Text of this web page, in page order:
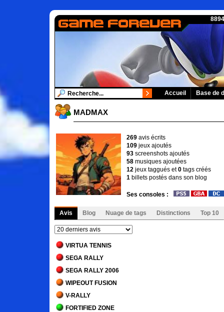
Accueil Base de
MADMAX
269 avis écrits
109 jeux ajoutés
93 screenshots ajoutés
58 musiques ajoutées
12 jeux taggués et0 tags créés
1 billets postés dans son blog
Ses consoles :
Avis Blog Nuage de tags Distinctions Top 10
VIRTUA TENNIS
SEGA RALLY
SEGA RALLY 2006
WIPEOUT FUSION
V-RALLY
FORTIFIED ZONE